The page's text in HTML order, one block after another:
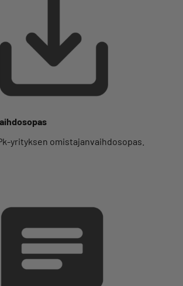
yrityksen omistajanvaihdosopas.